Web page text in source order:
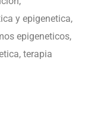
y epigenetica,
epigeneticos,
terapia